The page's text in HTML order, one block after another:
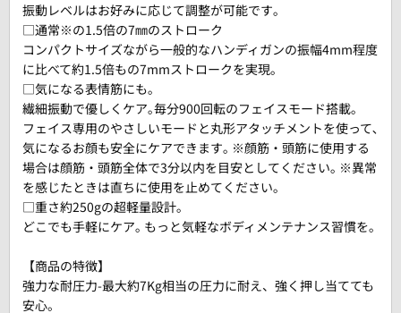
振動レベルはお好みに応じて調整が可能です｡
□通常※の1.5倍の7㎜のストローク
コンパクトサイズながら一般的なハンディガンの振幅4mm程度
に比べて約1.5倍もの7mmストロークを実現｡
□気になる表情筋にも｡
繊細振動で優しくケア｡毎分900回転のフェイスモード搭載｡
フェイス専用のやさしいモードと丸形アタッチメントを使って､
気になるお顔も安全にケアできます｡ ※顔筋・頭筋に使用する
場合は顔筋・頭筋全体で3分以内を目安としてください｡ ※異常
を感じたときは直ちに使用を止めてください｡
□重さ約250gの超軽量設計｡
どこでも手軽にケア｡ もっと気軽なボディメンテナンス習慣を｡
【商品の特徴】
強力な耐圧力-最大約7Kg相当の圧力に耐え、強く押し当てても
安心。